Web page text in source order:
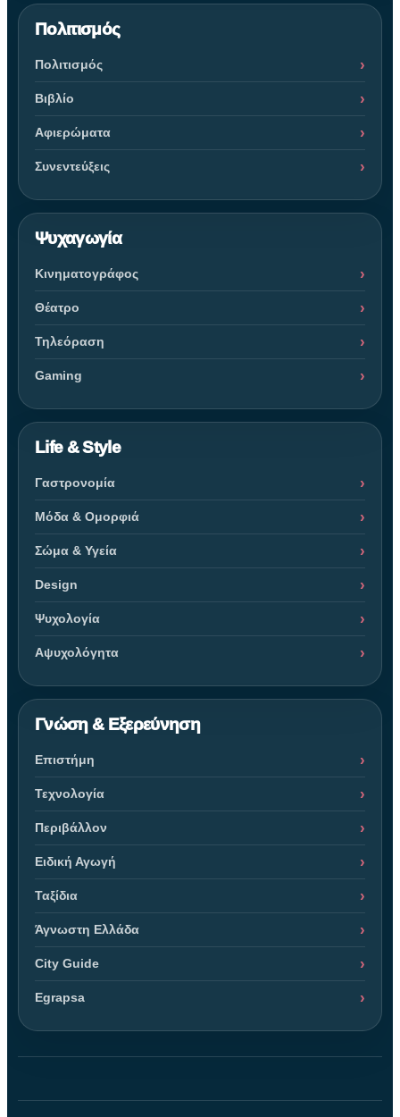
Πολιτισμός
Πολιτισμός
Βιβλίο
Αφιερώματα
Συνεντεύξεις
Ψυχαγωγία
Κινηματογράφος
Θέατρο
Τηλεόραση
Gaming
Life & Style
Γαστρονομία
Μόδα & Ομορφιά
Σώμα & Υγεία
Design
Ψυχολογία
Αψυχολόγητα
Γνώση & Εξερεύνηση
Επιστήμη
Τεχνολογία
Περιβάλλον
Ειδική Αγωγή
Ταξίδια
Άγνωστη Ελλάδα
City Guide
Egrapsa